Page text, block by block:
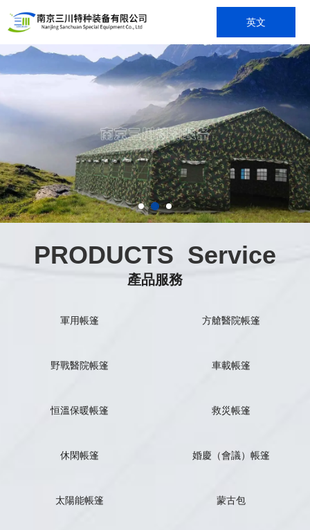
英文
PRODUCTS Service
產品服務
軍用帳篷 方艙醫院帳篷
野戰醫院帳篷 車載帳篷
恒溫保暖帳篷 救災帳篷
休閑帳篷 婚慶（會議）帳篷
太陽能帳篷 蒙古包